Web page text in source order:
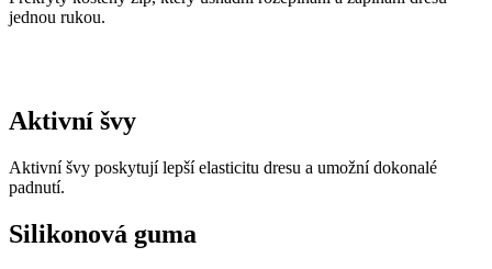
jednou rukou.
Aktivní švy
Aktivní švy poskytují lepší elasticitu dresu a umožní dokonalé
padnutí.
Silikonová guma